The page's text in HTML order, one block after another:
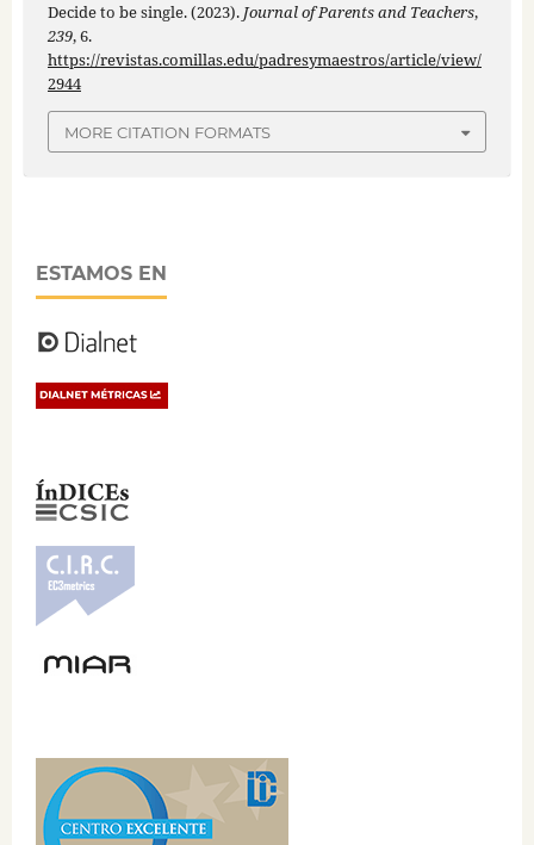
Decide to be single. (2023). Journal of Parents and Teachers,
239, 6.
https://revistas.comillas.edu/padresymaestros/article/view/
2944
MORE CITATION FORMATS
ESTAMOS EN